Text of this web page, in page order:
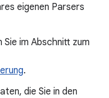
eigenen Parsers
im Abschnitt zum
.
die Sie in den